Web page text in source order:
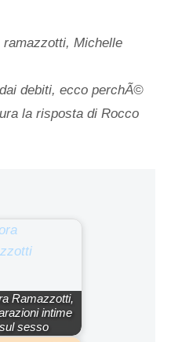
ramazzotti,Michelle
debiti, ecco perchÃ©
la risposta di Rocco
Ramazzotti,
intime
sul sesso